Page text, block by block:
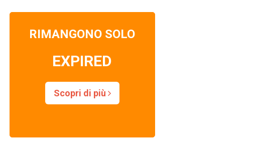
RIMANGONO SOLO
EXPIRED
Scopri di più